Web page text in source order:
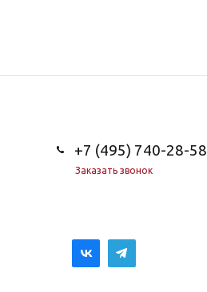
+7 (495) 740-28-58
Заказать звонок